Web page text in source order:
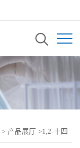
> 产品展厅 >1,2-十四